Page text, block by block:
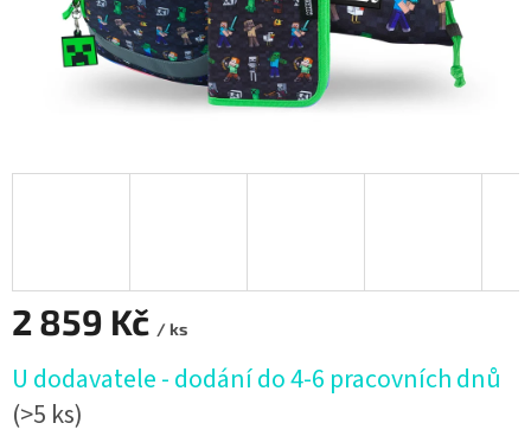
2 859 Kč / ks
cena:
U dodavatele - dodání do 4-6 pracovních dnů
(>5 ks)